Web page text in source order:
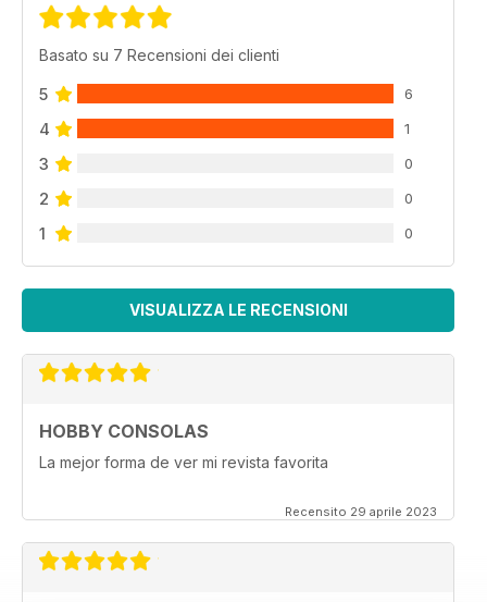
Basato su 7 Recensioni dei clienti
5 6
4 1
3 0
2 0
1 0
VISUALIZZA LE RECENSIONI
HOBBY CONSOLAS
La mejor forma de ver mi revista favorita
Recensito 29 aprile 2023